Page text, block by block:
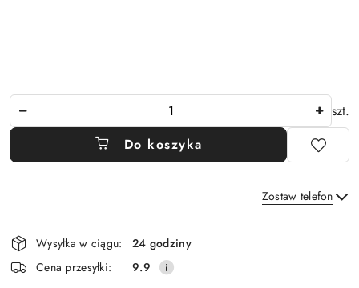
szt.
Do koszyka
Zostaw telefon
Wyślij
Dostępność
i
dostawa
Wysyłka w ciągu:
24 godziny
Cena przesyłki:
9.9